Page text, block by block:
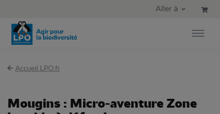
Aller au menu principal
Aller à
Accueil LPO.fr
Mougins : Micro-aventure Zone